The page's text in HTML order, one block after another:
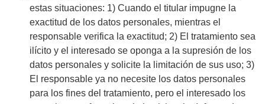
estas situaciones: 1) Cuando el titular impugne la
exactitud de los datos personales, mientras el
responsable verifica la exactitud; 2) El tratamiento sea
ilícito y el interesado se oponga a la supresión de los
datos personales y solicite la limitación de sus uso; 3)
El responsable ya no necesite los datos personales
para los fines del tratamiento, pero el interesado los